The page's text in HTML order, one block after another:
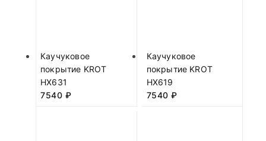
Каучуковое
покрытие KROT
HX631
7540 ₽
Каучуковое
покрытие KROT
HX619
7540 ₽